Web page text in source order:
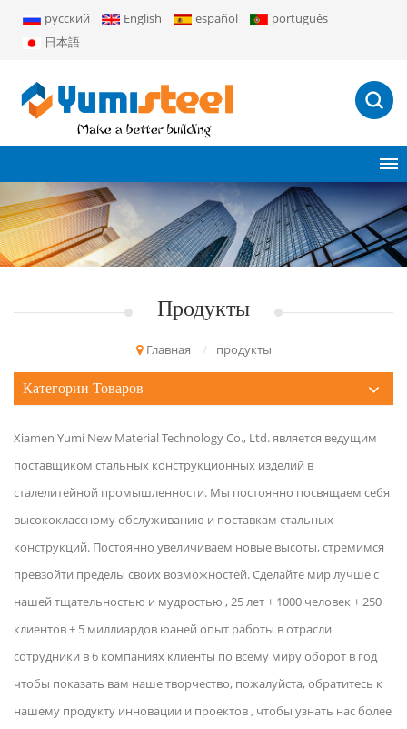
русский English español
português
日本語
Продукты
Главная / продукты
Категории Товаров
Xiamen Yumi New Material Technology Co., Ltd. является ведущим
поставщиком стальных конструкционных изделий в
сталелитейной промышленности. Мы постоянно посвящаем себя
высококлассному обслуживанию и поставкам стальных
конструкций. Постоянно увеличиваем новые высоты, стремимся
превзойти пределы своих возможностей. Сделайте мир лучше с
нашей тщательностью и мудростью , 25 лет + 1000 человек + 250
клиентов + 5 миллиардов юаней опыт работы в отрасли
сотрудники в 6 компаниях клиенты по всему миру оборот в год
чтобы показать вам наше творчество, пожалуйста, обратитесь к
нашему продукту инновации и проектов , чтобы узнать нас более